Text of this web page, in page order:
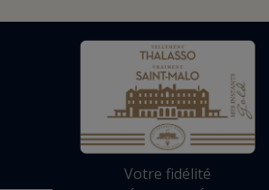
Votre fidélité